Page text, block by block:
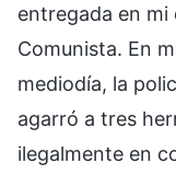
entregada en mi
Comunista. En
mediodía, la
agarró a tres
ilegalmente en